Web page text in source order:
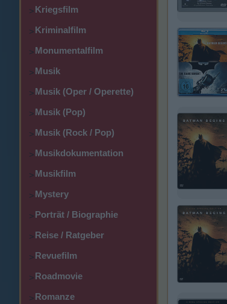
>Kriegsfilm
>Kriminalfilm
>Monumentalfilm
>Musik
>Musik (Oper / Operette)
>Musik (Pop)
>Musik (Rock / Pop)
>Musikdokumentation
>Musikfilm
>Mystery
>Porträt / Biographie
>Reise / Ratgeber
>Revuefilm
>Roadmovie
>Romanze